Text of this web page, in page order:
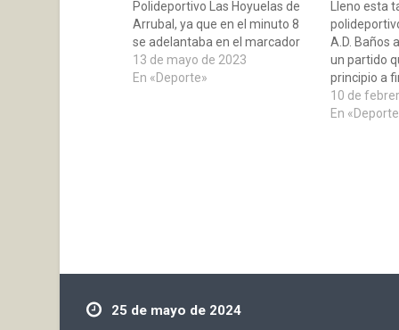
Polideportivo Las Hoyuelas de
Arrubal, ya que en el minuto 8
se adelantaba en el marcador
con un tanto de Magaña, los
locales comenzaron a presionar
13 de mayo de 2023
En «Deporte»
Lleno esta
A.D. Baños
un partido
principio a
la
segunda
10 de
En
25 de mayo de 2024